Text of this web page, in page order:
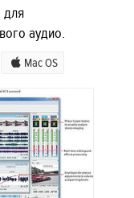
для
аудио.
Mac OS